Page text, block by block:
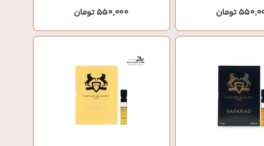
تومان 550,000 تومان